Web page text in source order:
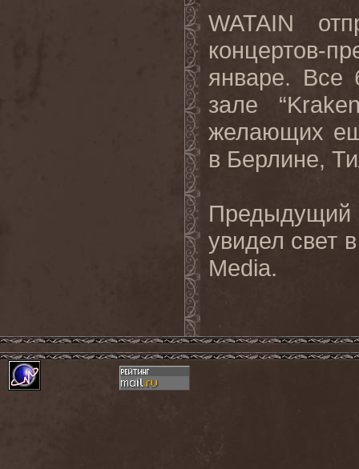
WATAIN
концертов-
январе. Все
зале “
желающих
в Берлине,
увидел свет
Media.